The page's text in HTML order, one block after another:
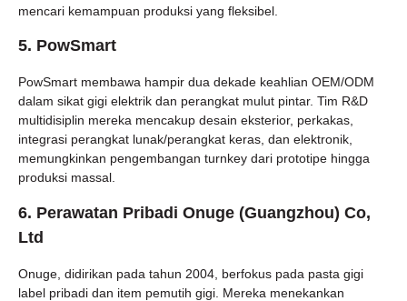
mencari kemampuan produksi yang fleksibel.
5. PowSmart
PowSmart membawa hampir dua dekade keahlian OEM/ODM
dalam sikat gigi elektrik dan perangkat mulut pintar. Tim R&D
multidisiplin mereka mencakup desain eksterior, perkakas,
integrasi perangkat lunak/perangkat keras, dan elektronik,
memungkinkan pengembangan turnkey dari prototipe hingga
produksi massal.
6. Perawatan Pribadi Onuge (Guangzhou) Co,
Ltd
Onuge, didirikan pada tahun 2004, berfokus pada pasta gigi
label pribadi dan item pemutih gigi. Mereka menekankan